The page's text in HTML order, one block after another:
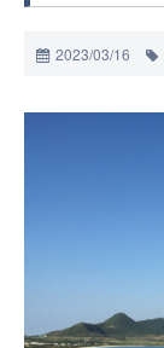
2023/03/16